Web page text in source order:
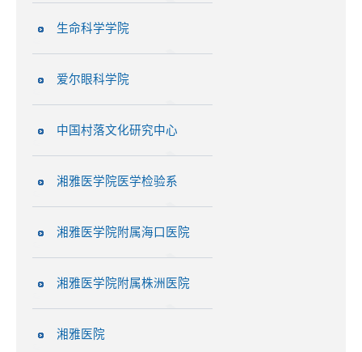
生命科学学院
爱尔眼科学院
中国村落文化研究中心
湘雅医学院医学检验系
湘雅医学院附属海口医院
湘雅医学院附属株洲医院
湘雅医院